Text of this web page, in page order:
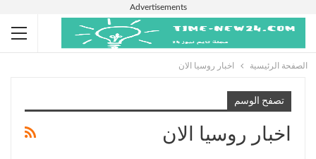
Advertisements
الصفحة الرئيسية اخبار روسيا الان
تصفح الوسم
اخبار روسيا الان